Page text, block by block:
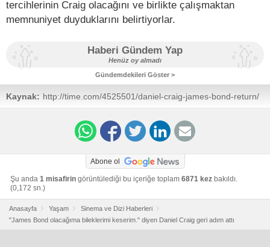
tercihlerinin Craig olacağını ve birlikte çalışmaktan
memnuniyet duyduklarını belirtiyorlar.
Haberi Gündem Yap
Henüz oy almadı
Gündemdekileri Göster >
Kaynak: http://time.com/4525501/daniel-craig-james-bond-return/
Abone ol
Şu anda 1 misafirin görüntülediği bu içeriğe toplam 6871 kez bakıldı.
(0,172 sn.)
Anasayfa Yaşam
Sinema ve Dizi Haberleri
"James Bond olacağıma bileklerimi keserim." diyen Daniel Craig geri adım attı